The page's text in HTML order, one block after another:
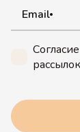
Email
рассылок